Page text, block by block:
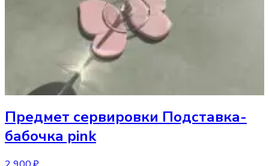
Предмет сервировки Подставка-
бабочка pink